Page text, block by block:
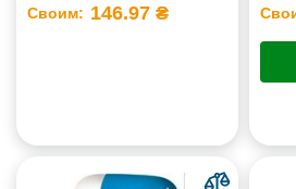
Своим: 146.97 ₴